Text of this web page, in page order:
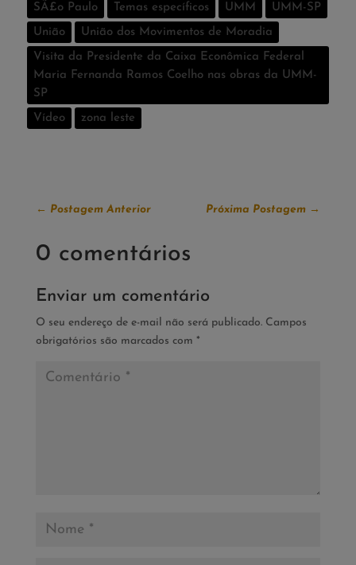
SÃ£o Paulo Temas especí­ficos UMM UMM-SP
União União dos Movimentos de Moradia
Visita da Presidente da Caixa Econômica Federal
Maria Fernanda Ramos Coelho nas obras da UMM-
SP
Vídeo zona leste
← Postagem Anterior Próxima Postagem →
0 comentários
Enviar um comentário
O seu endereço de e-mail não será publicado. Campos
obrigatórios são marcados com *